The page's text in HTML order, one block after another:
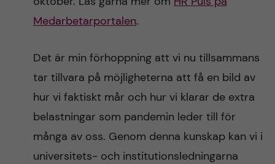
Medarbetarportalen.
Det är min förhoppning att vi nu tillsammans
tar tillvara på möjligheterna att få en bild av
hur vi faktiskt mår och hur vi klarar de extra
belastningar som pandemin leder till för
många av oss. Genom denna kunskap kan vi i
universitets- och institutionsledningarna